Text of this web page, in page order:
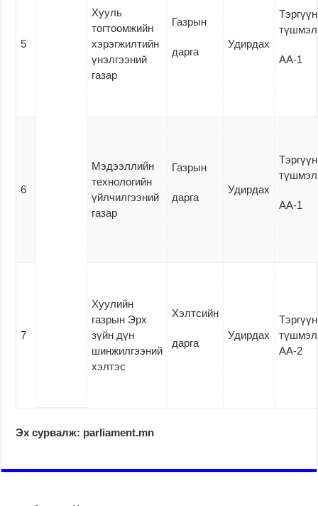
5
Хууль
тогтоомжийн
хэрэгжилтийн
үнэлгээний
газар
Газрын
дарга
Удирдах
Тэргүүн
АА-1
6
Мэдээллийн
технологийн
үйлчилгээний
газар
Газрын
дарга
Удирдах
Тэргүүн
АА-1
7
Хуулийн
газрын Эрх
зүйн дүн
шинжилгээний
хэлтэс
Хэлтсийн
дарга
Удирдах
Тэргүүн
АА-2
Эх сурвалж: parliament.mn